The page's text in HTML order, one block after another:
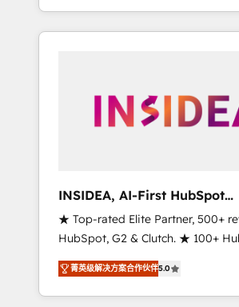
deliver measurable impact and
brand experiences As one of the few full-
globally regionalized HubSpot
integrated marketing campaigns,
adoption with change-
programs, and align marketing,
service to drive sustainable growth
key HubSpot accreditations and
across hundreds of organizations
of industries, there’s a good
INSIDEA, AI-First HubSpot
Onboarding & RevOps
★ Top-rated Elite Partner, 500+
HubSpot, G2 & Clutch. ★ 100+
Certified Experts & Trainers
★ 1,500+ implementations across
continents ★ AI-First, RevOps-led,
菁英级解决方案合作伙伴5.0